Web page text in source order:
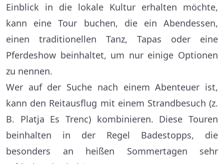
Einblick in die lokale Kultur erhalten möchte,
kann eine Tour buchen, die ein Abendessen,
einen traditionellen Tanz, Tapas oder eine
Pferdeshow beinhaltet, um nur einige Optionen
zu nennen.
Wer auf der Suche nach einem Abenteuer ist,
kann den Reitausflug mit einem Strandbesuch (z.
B. Platja Es Trenc) kombinieren. Diese Touren
beinhalten in der Regel Badestopps, die
besonders an heißen Sommertagen sehr